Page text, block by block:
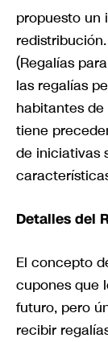
propuesto un
(Regalías
las regalías
habitantes
tiene
de iniciativas
Detalles del
El concepto
cupones que
futuro, pero
recibir